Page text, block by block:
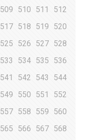
509 510 511
512
517 518 519
520
525 526 527 528
533 534 535
536
541 542 543
544
549 550 551
552
557 558 559
560
565 566 567 568